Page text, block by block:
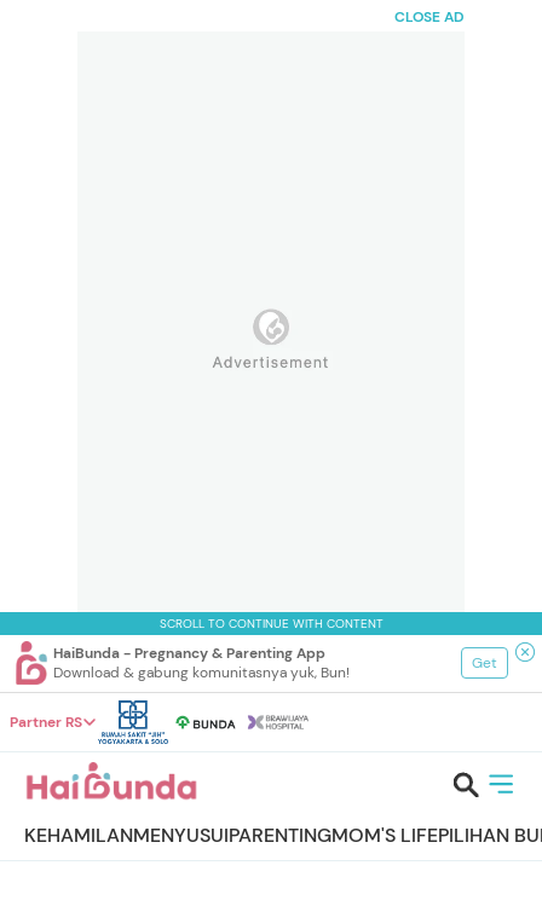
CLOSE AD
SCROLL TO CONTINUE WITH CONTENT
HaiBunda - Pregnancy & Parenting App
Download & gabung komunitasnya yuk, Bun!
Get
Partner RS
KEHAMILANMENYUSUIPARENTINGMOM'S LIFEPILIHAN